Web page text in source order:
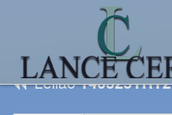
Leilão140325TRT2